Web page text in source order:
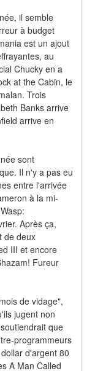
il semble
à budget
est un ajout
au
Chucky en a
at the Cabin, le
Trois
Banks arrive
arrive en
sont
Il n'y a pas eu
entre l'arrivée
à la mi-
Après ça,
de deux
III et encore
Fureur
de vidage",
jugent non
que
programmeurs
d'argent 80
A Man Called